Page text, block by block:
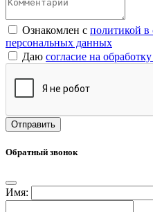
Ознакомлен с политикой в
персональных данных
Даю согласие на
Обратный звонок
Имя: